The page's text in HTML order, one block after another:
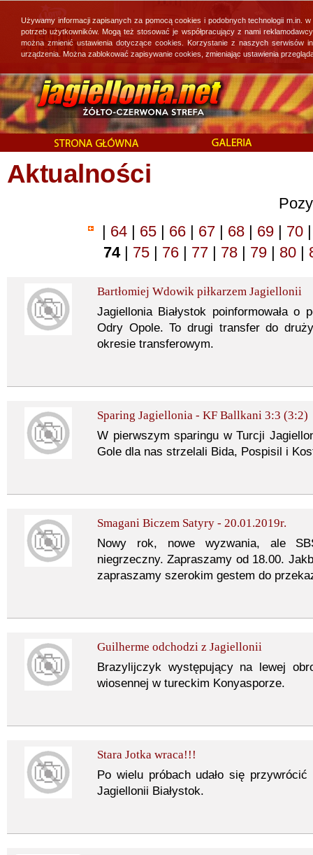
Aktualności
| 64 | 65 | 66 | 67 | 68 | 69 | 70 |
74| 75 | 76 | 77 | 78 | 79 | 80 |
Bartłomiej Wdowik piłkarzem Jagiellonii
Jagiellonia Białystok poinformowała o
Odry Opole. To drugi transfer do
okresie transferowym.
Sparing Jagiellonia - KF Ballkani 3:3 (3:2)
W pierwszym sparingu w Turcji
Gole dla nas strzelali Bida, Pospisil i
Smagani Biczem Satyry - 20.01.2019r.
Nowy rok, nowe wyzwania, ale
niegrzeczny. Zapraszamy od 18.00.
zapraszamy szerokim gestem do
Guilherme odchodzi z Jagiellonii
Brazylijczyk występujący na lewej
wiosennej w tureckim Konyasporze.
Stara Jotka wraca!!!
Po wielu próbach udało się
Jagiellonii Białystok.
Używamy informacji zapisanych za pomocą cookies i podobnych technologii
potrzeb użytkowników. Mogą też stosować je współpracujący z nami
można zmienić ustawienia dotyczące cookies. Korzystanie z naszych
urządzenia. Można zablokować zapisywanie cookies, zmieniając ustawienia